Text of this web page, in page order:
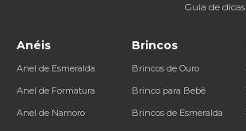
Guia de dicas
Anéis
Anel de Esmeralda
Anel de Formatura
Anel de Namoro
Brincos
Brincos de Ouro
Brinco para Bebê
Brincos de Esmeralda